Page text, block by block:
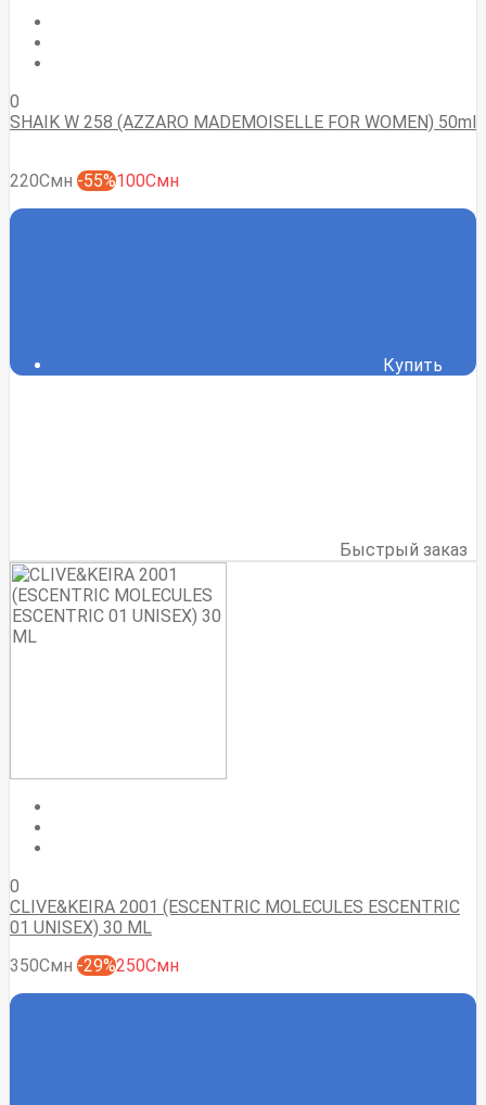
0
SHAIK W 258 (AZZARO MADEMOISELLE FOR WOMEN) 50ml
220Смн -55%100Смн
Купить
Быстрый заказ
0
CLIVE&KEIRA 2001 (ESCENTRIC MOLECULES ESCENTRIC
01 UNISEX) 30 ML
350Смн -29%250Смн